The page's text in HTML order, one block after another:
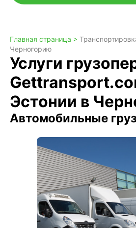
Главная страница >
Черногорию
Услуги
Эстонии в
Автомобильные